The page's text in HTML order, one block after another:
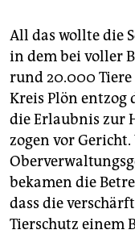
All das wollte die
in dem bei voller
rund 20.000
Kreis Plön entzog
die Erlaubnis zur
zogen vor Gericht.
bekamen die
dass die
Tierschutz einem